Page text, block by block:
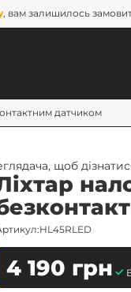
, вам залишилось
датчиком
щоб
HL45RLED
4 190 грн